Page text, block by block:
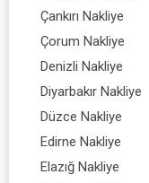
Çankırı Nakliye
Çorum Nakliye
Denizli Nakliye
Diyarbakır Nakliye
Düzce Nakliye
Edirne Nakliye
Elazığ Nakliye